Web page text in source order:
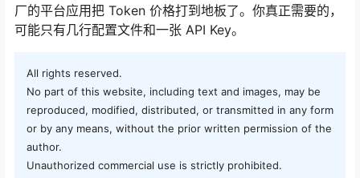
厂的平台应用把 Token 价格打到地板了。你真正需要的，
可能只有几行配置文件和一张 API Key。
All rights reserved.
No part of this website, including text and images, may be
reproduced, modified, distributed, or transmitted in any form
or by any means, without the prior written permission of the
author.
Unauthorized commercial use is strictly prohibited.